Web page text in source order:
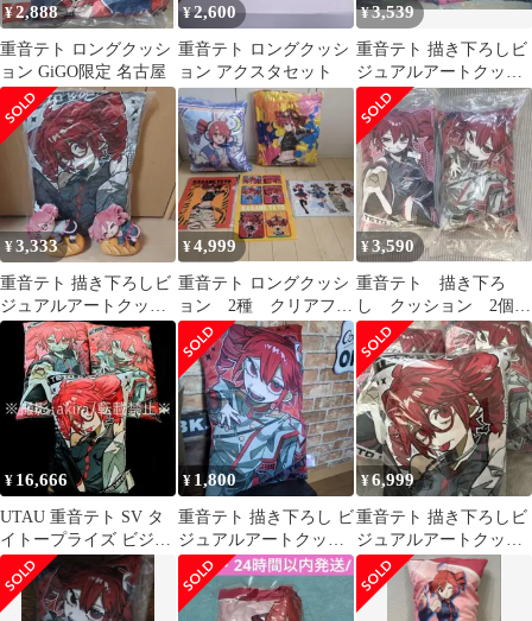
¥2,888
重音テト ロングクッシ
ョン GiGO限定 名古屋
¥2,600
重音テト ロングクッシ
ョン アクスタセット
¥3,539
重音テト 描き下ろしビ
ジュアルアートクッシ
ョン 2種セット
¥3,333
重音テト 描き下ろしビ
ジュアルアートクッシ
ョン + ぬいぐるみ
¥4,999
重音テト ロングクッシ
ョン 2種 クリアファ
イル 4枚
¥3,590
重音テト 描き下ろ
し クッション 2個セ
ット SV ノーマル
¥ 16,666
UTAU 重音テト SV タ
イトープライズ ビジュ
アルアートクッション
全3種
¥ 1,800
重音テト 描き下ろし ビ
ジュアルアートクッシ
ョン
¥6,999
重音テト 描き下ろしビ
ジュアルアートクッシ
ョン 全3種セット